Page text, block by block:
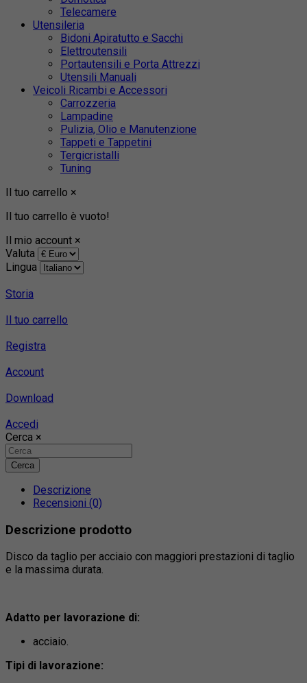
Telecamere
Utensileria
Bidoni Apiratutto e Sacchi
Elettroutensili
Portautensili e Porta Attrezzi
Utensili Manuali
Veicoli Ricambi e Accessori
Carrozzeria
Lampadine
Pulizia, Olio e Manutenzione
Tappeti e Tappetini
Tergicristalli
Tuning
Il tuo carrello ×
Il tuo carrello è vuoto!
Il mio account ×
Valuta
Lingua
Storia
Il tuo carrello
Registra
Account
Download
Accedi
Cerca ×
Cerca
Descrizione
Recensioni (0)
Descrizione prodotto
Disco da taglio per acciaio con maggiori prestazioni di taglio
e la massima durata.
Adatto per lavorazione di:
acciaio.
Tipi di lavorazione: